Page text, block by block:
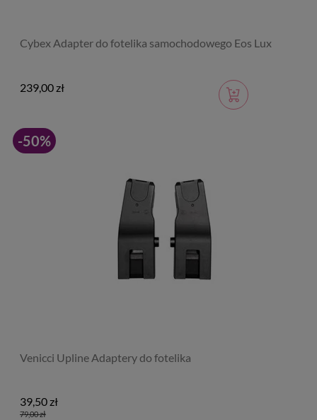
Cybex Adapter do fotelika samochodowego Eos Lux
239,00 zł
-50%
Venicci Upline Adaptery do fotelika
39,50 zł
79,00 zł